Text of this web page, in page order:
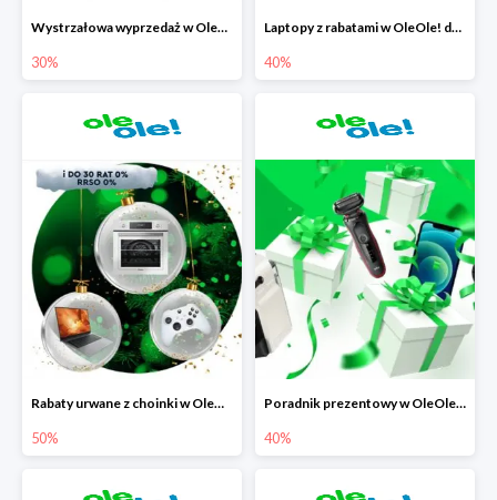
Wystrzałowa wyprzedaż w OleOle!
30%
Laptopy z rabatami w OleOle! do -40%
40%
Rabaty urwane z choinki w OleOle! do -50%
50%
Poradnik prezentowy w OleOle! - rabaty do -40%
40%